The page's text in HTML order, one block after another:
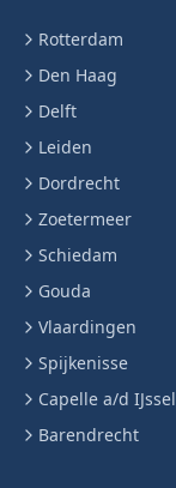
Rotterdam
Den Haag
Delft
Leiden
Dordrecht
Zoetermeer
Schiedam
Gouda
Vlaardingen
Spijkenisse
Capelle a/d IJssel
Barendrecht